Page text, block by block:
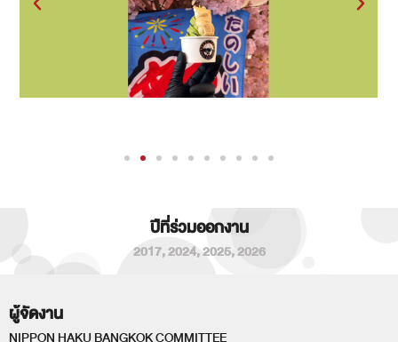
ปีที่ร่วมออกงาน
2017,2024,2025,2026
ผู้จัดงาน